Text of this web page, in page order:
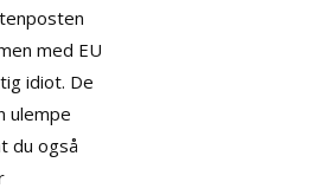
med EU
idiot. De
ulempe
du også